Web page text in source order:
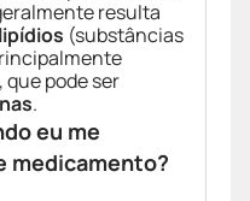
resulta
lipídios (substâncias
, que pode ser
.
eu me
medicamento?